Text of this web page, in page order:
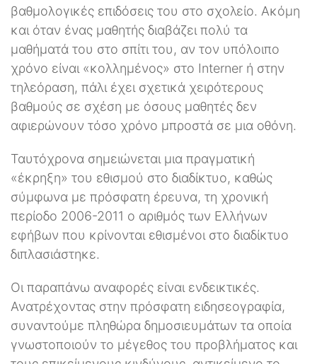
βαθμολογικές επιδόσεις του στο σχολείο. Ακόμη
και όταν ένας μαθητής διαβάζει πολύ τα
μαθήματά του στο σπίτι του, αν τον υπόλοιπο
χρόνο είναι «κολλημένος» στο Interner ή στην
τηλεόραση, πάλι έχει σχετικά χειρότερους
βαθμούς σε σχέση με όσους μαθητές δεν
αφιερώνουν τόσο χρόνο μπροστά σε μια οθόνη.
Ταυτόχρονα σημειώνεται μια πραγματική
«έκρηξη» του εθισμού στο διαδίκτυο, καθώς
σύμφωνα με πρόσφατη έρευνα, τη χρονική
περίοδο 2006-2011 ο αριθμός των Ελλήνων
εφήβων που κρίνονται εθισμένοι στο διαδίκτυο
διπλασιάστηκε.
Οι παραπάνω αναφορές είναι ενδεικτικές.
Ανατρέχοντας στην πρόσφατη ειδησεογραφία,
συναντούμε πληθώρα δημοσιευμάτων τα οποία
γνωστοποιούν το μέγεθος του προβλήματος και